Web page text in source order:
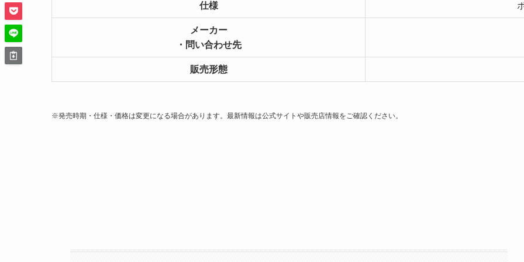
仕様
メーカー
・問い合わせ先
販売形態
※発売時期・仕様・価格は変更になる場合があります。最新情報は公式サイトや販売店情報をご確認ください。